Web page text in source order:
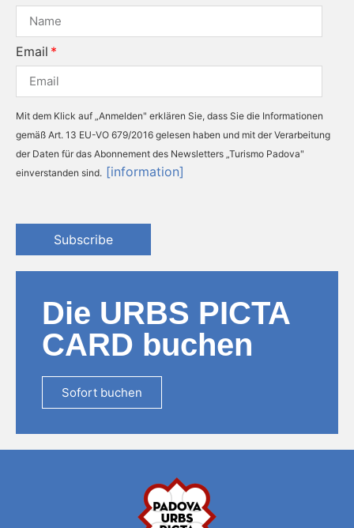
Email
Mit dem Klick auf „Anmelden" erklären Sie, dass Sie die Informationen
gemäß Art. 13 EU-VO 679/2016 gelesen haben und mit der Verarbeitung
der Daten für das Abonnement des Newsletters „Turismo Padova"
einverstanden sind. [information]
Subscribe
Die URBS PICTA
CARD buchen
Sofort buchen